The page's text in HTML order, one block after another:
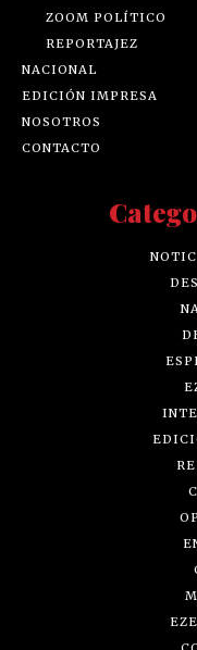
ZOOM POLÍTICO
REPORTAJEZ
NACIONAL
EDICIÓN IMPRESA
NOSOTROS
CONTACTO